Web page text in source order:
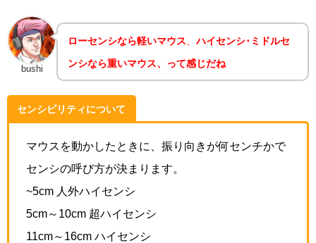
bushi
ローセンシなら軽いマウス ハイセンシ･ミドルセ
ンシなら重いマウス、って感じだね
センシビリティについて
マウスを動かしたときに、振り向きが何センチかで
センシの呼び方が決まります。
~5cm 人外ハイセンシ
5cm～10cm 超ハイセンシ
11cm～16cm ハイセンシ